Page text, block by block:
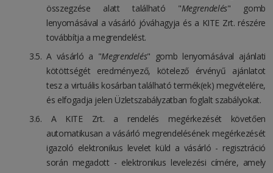
összegzése alatt található "Megrendelés" gomb
lenyomásával a vásárló jóváhagyja és a KITE Zrt. részére
továbbítja a megrendelést.
A vásárló a "Megrendelés" gomb lenyomásával ajánlati
kötöttségét eredményező, kötelező érvényű ajánlatot
tesz a virtuális kosárban található termék(ek) megvételére,
és elfogadja jelen Üzletszabályzatban foglalt szabályokat.
A KITE Zrt. a rendelés megérkezését követően
automatikusan a vásárló megrendelésének megérkezését
igazoló elektronikus levelet küld a vásárló - regisztráció
során megadott - elektronikus levelezési címére, amely